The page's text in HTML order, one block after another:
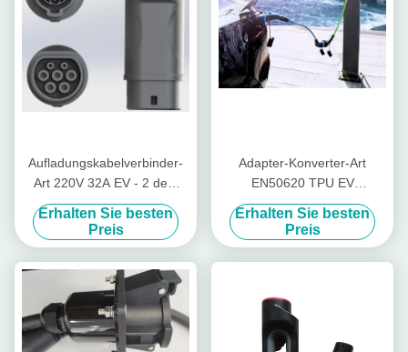
Aufladungskabelverbinder-
Art 220V 32A EV - 2 dem
Adapter zu des Typ- 1ev
Erhalten Sie besten
Preis
Adapter-Konverter-Art
EN50620 TPU EV
Aufladungskabel-EV - 2 zum
Typ- 1stecker
Erhalten Sie besten
Preis